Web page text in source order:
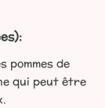
:
de
qui peut être